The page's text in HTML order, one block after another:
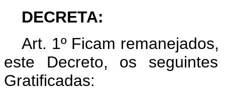
DECRETA:
Art. 1º Ficam
este Decreto, os
Gratificadas: